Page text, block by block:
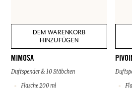
DEM WARENKORB
HINZUFÜGEN
MIMOSA
Duftspender & 10 Stäbchen
Flasche 200 ml